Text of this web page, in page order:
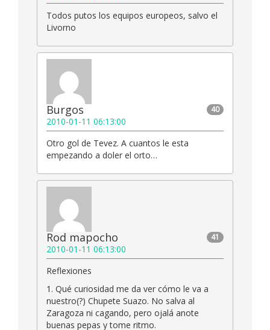
Todos putos los equipos europeos, salvo el
Livorno
40
Burgos
2010-01-11 06:13:00
Otro gol de Tevez. A cuantos le esta
empezando a doler el orto…
41
Rod mapocho
2010-01-11 06:13:00
Reflexiones
1. Qué curiosidad me da ver cómo le va a
nuestro(?) Chupete Suazo. No salva al
Zaragoza ni cagando, pero ojalá anote
buenas pepas y tome ritmo.